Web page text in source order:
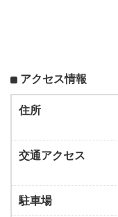
アクセス情報
住所
交通アクセス
駐車場